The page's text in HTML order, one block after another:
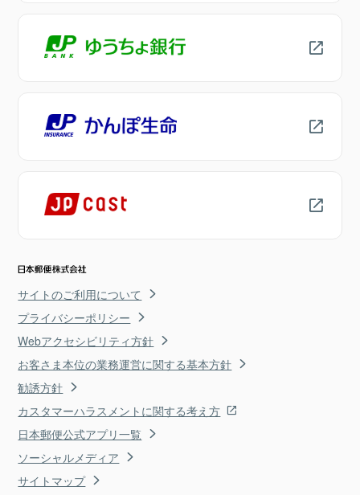
サイトのご利用について
プライバシーポリシー
Webアクセシビリティ方針
お客さま本位の業務運営に関する基本方針
勧誘方針
カスタマーハラスメントに関する考え方
日本郵便公式アプリ一覧
ソーシャルメディア
サイトマップ